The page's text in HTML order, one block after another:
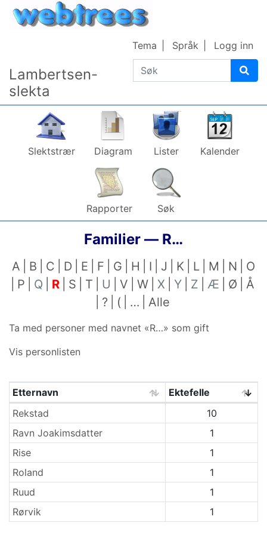
Lambertsen-
slekta
Søk
Tema Språk Logg inn
Slektstrær Diagram Lister Kalender
Rapporter Søk
Familier — R…
A B C D E F G H I J K L M N
O
P
Q R S T U V W X Y Z Æ Ø
Å
?
( … Alle
Ta med personer med navnet «R…» som gift
Vis personlisten
Etternavn
Etternavn
Ektefelle
Rekstad
10
Ravn Joakimsdatter
1
Rise
1
Roland
1
Ruud
1
Rørvik
1